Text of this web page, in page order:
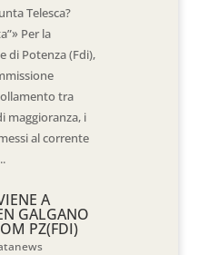
Telesca?
Per la
di Potenza (Fdi),
tra
maggioranza, i
al corrente
A
GALGANO
PZ(FDI)